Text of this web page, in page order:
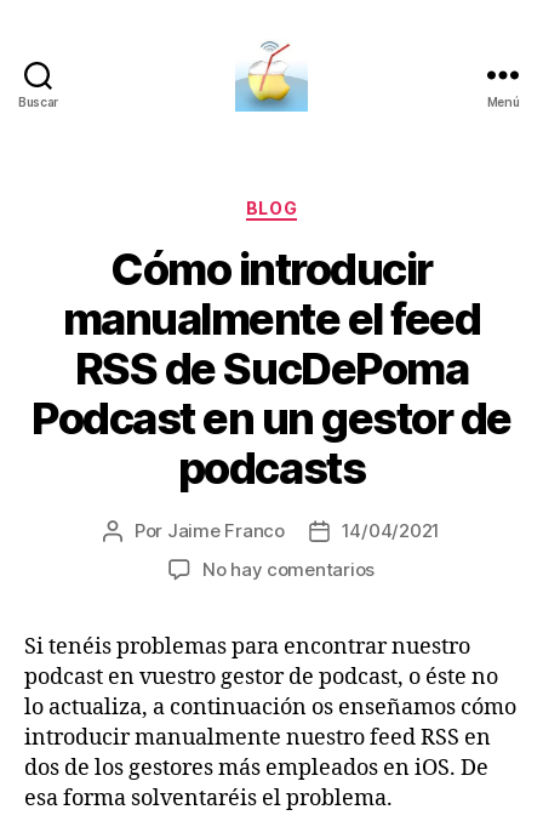
Buscar Menú
Categorías
BLOG
Cómo introducir
manualmente el feed
RSS de SucDePoma
Podcast en un gestor de
podcasts
Autor
Por Jaime Franco
Fecha14/04/2021
No hay comentariosen
manualmente
el
feed
RSS
SucDePoma
Podcast
Si tenéis problemas para encontrar nuestro
podcast en vuestro gestor de podcast, o éste no
lo actualiza, a continuación os enseñamos cómo
introducir manualmente nuestro feed RSS en
dos de los gestores más empleados en iOS. De
esa forma solventaréis el problema.